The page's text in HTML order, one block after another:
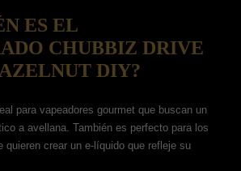
ES EL
CHUBBIZ DRIVE
DIY?
para vapeadores gourmet que buscan un
a avellana. También es perfecto para los
quieren crear un e-líquido que refleje su